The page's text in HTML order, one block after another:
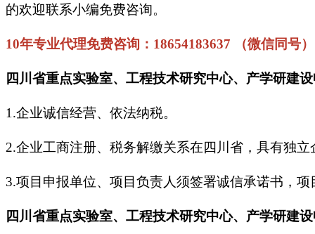
的欢迎联系小编免费咨询。
10年专业代理免费咨询：18654183637 （微信同号）
四川省重点实验室、工程技术研究中心、产学研建
1.企业诚信经营、依法纳税。
2.企业工商注册、税务解缴关系在四川省，具有独立
3.项目申报单位、项目负责人须签署诚信承诺书，
四川省重点实验室、工程技术研究中心、产学研建